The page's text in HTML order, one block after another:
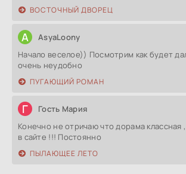
ВОСТОЧНЫЙ ДВОРЕЦ
A AsyaLoony
Начало веселое)) Посмотрим как будет
очень неудобно
ПУГАЮЩИЙ РОМАН
Г Гость Мария
Конечно не отричаю что дорама классная
в сайте !!! Постоянно
ПЫЛАЮЩЕЕ ЛЕТО